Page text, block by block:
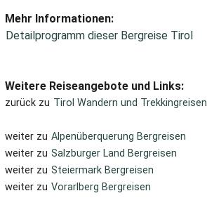
Mehr Informationen:
Detailprogramm dieser Bergreise Tirol
Weitere Reiseangebote und Links:
zurück zu Tirol Wandern und Trekkingreisen
weiter zu Alpenüberquerung Bergreisen
weiter zu Salzburger Land Bergreisen
weiter zu Steiermark Bergreisen
weiter zu Vorarlberg Bergreisen